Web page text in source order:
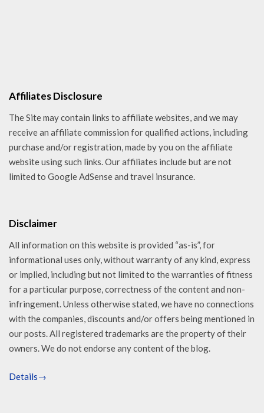
Affiliates Disclosure
The Site may contain links to affiliate websites, and we may
receive an affiliate commission for qualified actions, including
purchase and/or registration, made by you on the affiliate
website using such links. Our affiliates include but are not
limited to Google AdSense and travel insurance.
Disclaimer
All information on this website is provided “as-is”, for
informational uses only, without warranty of any kind, express
or implied, including but not limited to the warranties of fitness
for a particular purpose, correctness of the content and non-
infringement. Unless otherwise stated, we have no connections
with the companies, discounts and/or offers being mentioned in
our posts. All registered trademarks are the property of their
owners. We do not endorse any content of the blog.
Details→